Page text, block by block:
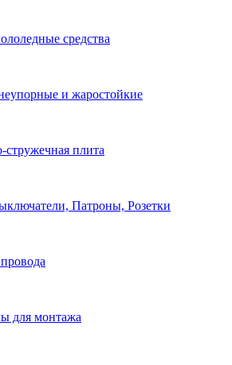
средства
и жаростойкие
плита
Патроны, Розетки
для монтажа